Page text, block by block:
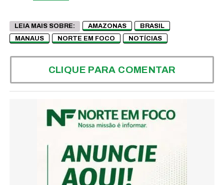
LEIA MAIS SOBRE: AMAZONAS
BRASIL
MANAUS
NORTE EM FOCO NOTÍCIAS
CLIQUE PARA COMENTAR